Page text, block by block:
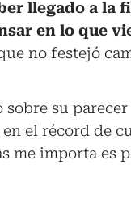
llegado a la
en lo que
no festejó
su
el récord de
me importa es